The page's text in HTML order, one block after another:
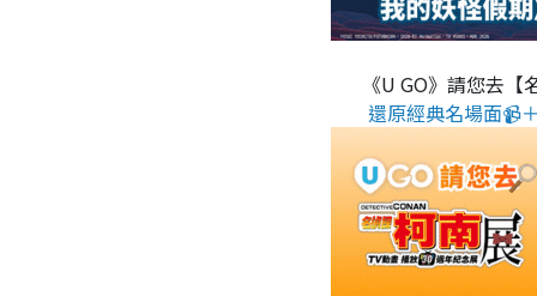
《U GO》請您去
還原經典名場面📹